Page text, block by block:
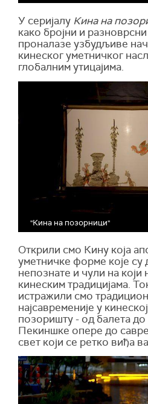
У серијалу Кина на
како бројни и
проналазе узбудљиве
кинеског уметничког
глобалним утицајима.
"Кина на позорници"
Открили смо Кину која
уметничке форме које су
непознате и чули на
кинеским традицијама.
истражили смо
најсавременије у
позоришту - од балета
Пекиншке опере до
свет који се ретко виђа